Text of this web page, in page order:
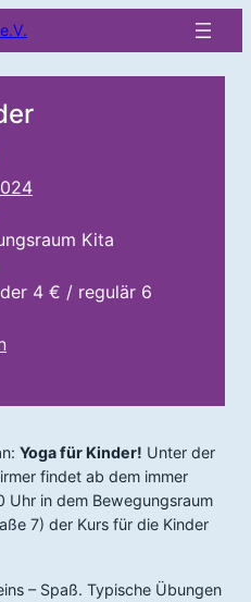
Kita
4 € / regulär 6
Yoga für Kinder! Unter der
findet ab dem immer
Uhr in dem Bewegungsraum
7) der Kurs für die Kinder
– Spaß. Typische Übungen